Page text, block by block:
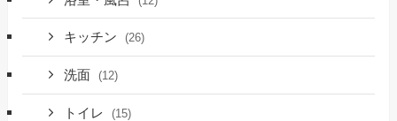
キッチン (26)
洗面 (12)
トイレ (15)